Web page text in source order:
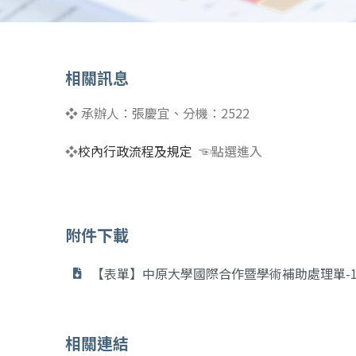
相關訊息
❖承辦人：張慶宜、分機： 2522
❖校內行政流程及規定 ☜點選進入
附件下載
【表單】中原大學國際合作暨學術補助處理單
相關連結